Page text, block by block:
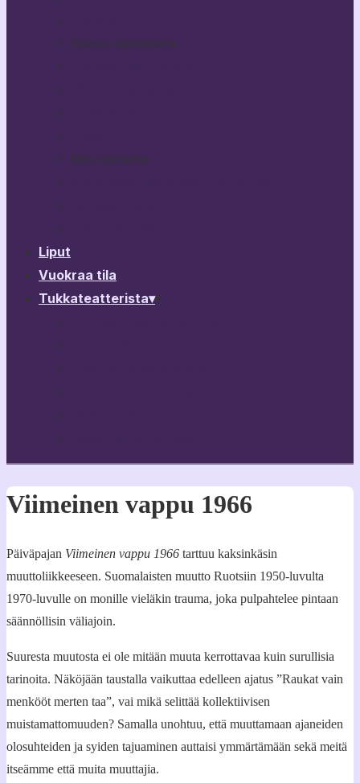
Tulossa ohjelmistoon
Muu ohjelmisto
Liput
Vuokraa tila
Tukkateatterista▾▾
Viimeinen vappu 1966
Päiväpajan Viimeinen vappu 1966 tarttuu kaksinkäsin
muuttoliikkeeseen. Suomalaisten muutto Ruotsiin 1950-luvulta
1970-luvulle on monille vieläkin trauma, joka pulpahtelee pintaan
säännöllisin väliajoin.
Suuresta muutosta ei ole mitään muuta kerrottavaa kuin surullisia
tarinoita. Näköjään taustalla vaikuttaa edelleen ajatus ”Raukat vain
menkööt merten taa”, vai mikä selittää kollektiivisen
muistamattomuuden? Samalla unohtuu, että muuttamaan ajaneiden
olosuhteiden ja syiden tajuaminen auttaisi ymmärtämään sekä meitä
itseämme että muita muuttajia.